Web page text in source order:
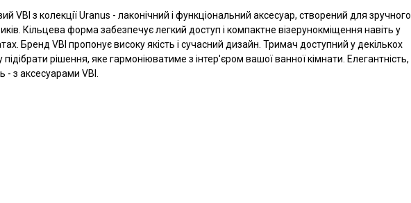
VBI з колекції Uranus - лаконічний і функціональний аксесуар, створений для зручного
Кільцева форма забезпечує легкий доступ і компактне візерунокміщення навіть у
Бренд VBI пропонує високу якість і сучасний дизайн. Тримач доступний у декількох
рішення, яке гармоніюватиме з інтер'єром вашої ванної кімнати. Елегантність,
- з аксесуарами VBI.